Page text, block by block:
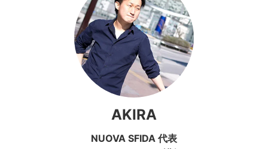
AKIRA
NUOVA SFIDA 代表